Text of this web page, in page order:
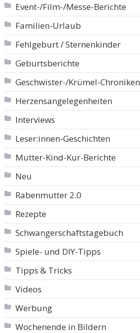
Event-/Film-/Messe-Berichte
Familien-Urlaub
Fehlgeburt / Sternenkinder
Geburtsberichte
Geschwister-/Krümel-Chroniken
Herzensangelegenheiten
Interviews
Leser:innen-Geschichten
Mutter-Kind-Kur-Berichte
Neu
Rabenmutter 2.0
Rezepte
Schwangerschaftstagebuch
Spiele- und DIY-Tipps
Tipps & Tricks
Videos
Werbung
Wochenende in Bildern